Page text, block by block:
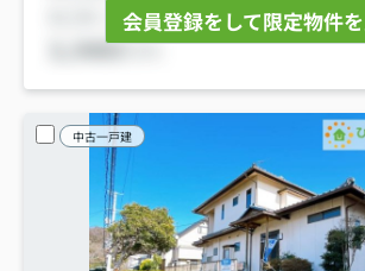
会員登録をして限定物件
中古一戸建